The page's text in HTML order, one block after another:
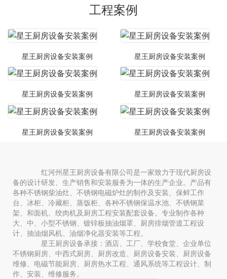
工程案例
星王厨房设备安装案例 星王厨房设备安装案例
星王厨房设备安装案例 星王厨房设备安装案例
星王厨房设备安装案例 星王厨房设备安装案例
红河州星王厨房设备有限公司是一家致力于现代厨房设
备的设计研发、生产销售和安装服务为一体的生产企业。产品有
各种不锈钢柴油灶、不锈钢电磁炉灶的制作及安装、保鲜工作
台、冰柜、冷藏柜、蒸饭柜、各种不锈钢保温水池、不锈钢菜
架、和面机、绞肉机及厨房工程安装配套设备。专业制作各种
大、中、小型不锈钢、镀锌板抽油烟罩、厨房排烟管道工程设
计、抽油烟风机、油烟净化器安装等工程。
星王厨房设备承接：酒店、工厂、学校食堂、企业单位
不锈钢厨房、中西式厨房、厨房改造、厨房设备安装、厨房设备
维修、电磁节能厨房、厨房热水工程、通风系统等工程设计、制
作、安装、维修服务。